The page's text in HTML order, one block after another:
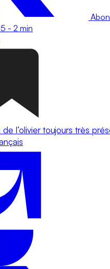
- 2 min
l’olivier toujours très